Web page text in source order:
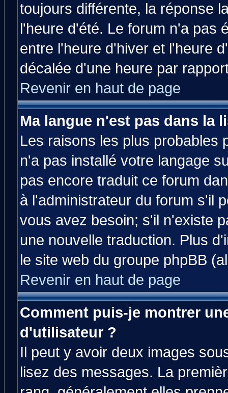
toujours différente, la réponse
l'heure d'été. Le forum n'a pas
entre l'heure d'hiver et l'heure
décalée d'une heure par
Revenir en haut de page
Ma langue n'est pas dans la
Les raisons les plus probables
n'a pas installé votre langage
pas encore traduit ce forum
à l'administrateur du forum s'il
vous avez besoin; s'il n'existe
une nouvelle traduction. Plus
le site web du groupe phpBB
Revenir en haut de page
Comment puis-je montrer
d'utilisateur ?
Il peut y avoir deux images
lisez des messages. La